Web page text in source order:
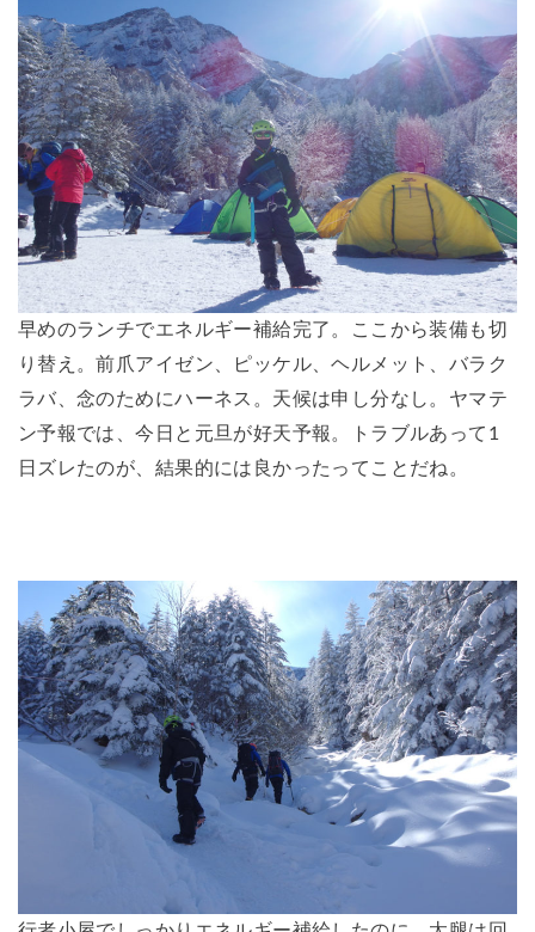
早めのランチでエネルギー補給完了。ここから装備も切
り替え。前爪アイゼン、ピッケル、ヘルメット、バラク
ラバ、念のためにハーネス。天候は申し分なし。ヤマテ
ン予報では、今日と元旦が好天予報。トラブルあって1
日ズレたのが、結果的には良かったってことだね。